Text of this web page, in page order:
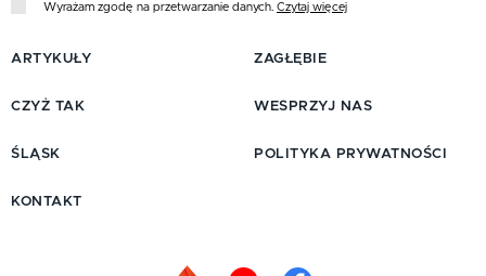
Wyrażam zgodę na przetwarzanie danych. Czytaj więcej
ARTYKUŁY
CZYŻ TAK
ŚLĄSK
ZAGŁĘBIE
WESPRZYJ NAS
POLITYKA PRYWATNOŚCI
KONTAKT